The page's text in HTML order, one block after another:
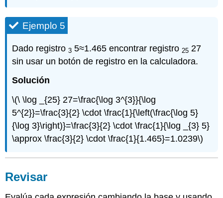
Ejemplo 5
Dado registro3 5≈1.465 encontrar registro 25 27
sin usar un botón de registro en la calculadora.
Solución
\(\ \log _{25} 27=\frac{\log 3^{3}}{\log
5^{2}}=\frac{3}{2} \cdot \frac{1}{\left(\frac{\log 5}
{\log 3}\right)}=\frac{3}{2} \cdot \frac{1}{\log _{3} 5}
\approx \frac{3}{2} \cdot \frac{1}{1.465}=1.0239\)
Revisar